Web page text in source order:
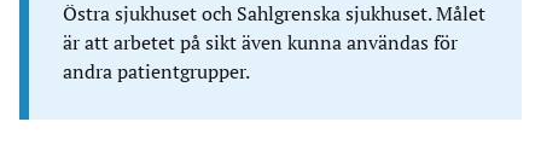
Östra sjukhuset och Sahlgrenska sjukhuset. Målet
är att arbetet på sikt även kunna användas för
andra patientgrupper.